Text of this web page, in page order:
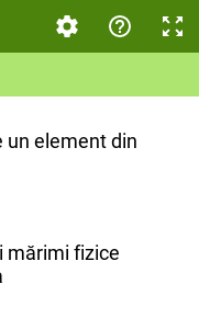
un element din
mărimi fizice